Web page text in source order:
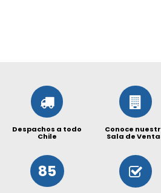
Despachos a todo
Chile
Conoce
Sala de
85